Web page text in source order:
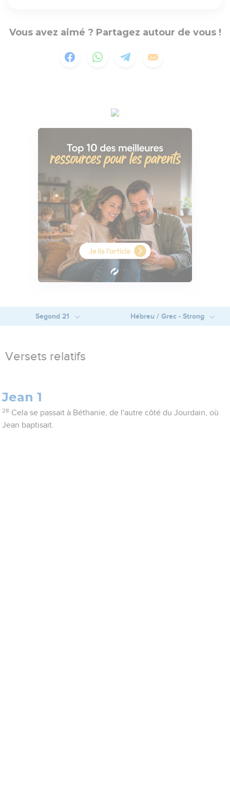
Vous avez aimé ? Partagez autour de vous !
Segond 21 Hébreu / Grec - Strong
Versets relatifs
Jean 1
28 Cela se passait à Béthanie, de l'autre côté du Jourdain, où
Jean baptisait.